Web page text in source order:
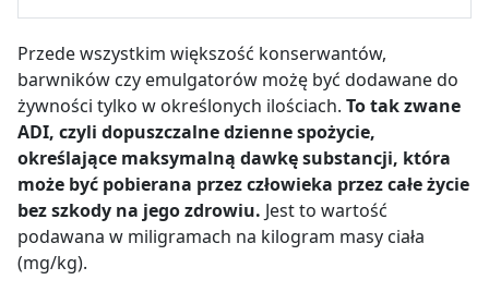
Przede wszystkim większość konserwantów,
barwników czy emulgatorów możę być dodawane do
żywności tylko w określonych ilościach. To tak zwane
ADI, czyli dopuszczalne dzienne spożycie,
określające maksymalną dawkę substancji, która
może być pobierana przez człowieka przez całe życie
bez szkody na jego zdrowiu. Jest to wartość
podawana w miligramach na kilogram masy ciała
(mg/kg).